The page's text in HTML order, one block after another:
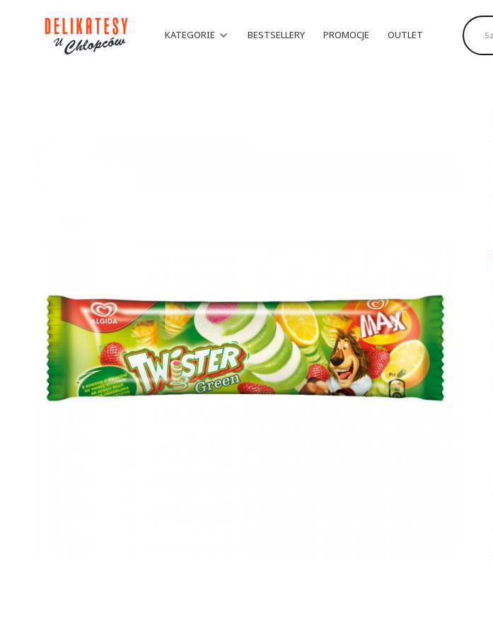
KATEGORIE BESTSELLERY PROMOCJE OUTLET